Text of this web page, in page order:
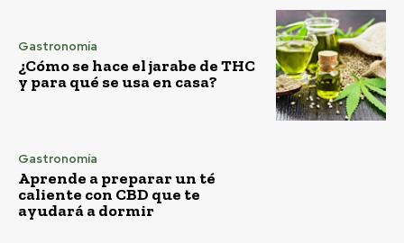
Gastronomía
¿Cómo se hace el jarabe de THC
y para qué se usa en casa?
Gastronomía
Aprende a preparar un té
caliente con CBD que te
ayudará a dormir